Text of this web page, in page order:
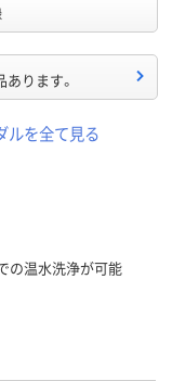
あります。
ルを全て見る
の温水洗浄が可能